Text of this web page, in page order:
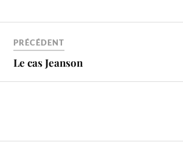
PRÉCÉDENT
Le cas Jeanson